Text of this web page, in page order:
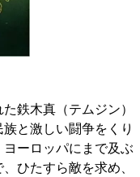
鉄木真（テムジン）
と激しい闘争をくり
ーロッパにまで及ぶ
ひたすら敵を求め、